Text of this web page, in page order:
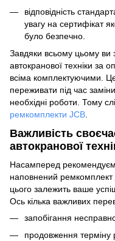
відповідність
увагу на сертифікат
було безпечно.
Завдяки всьому цьому ви
автокранової техніки за
всіма комплектуючими.
переживати під час
необхідні роботи. Тому
ремкомплекти JCB.
Важливість
автокранової
Насамперед
наповнений ремкомплект
цього залежить ваше
Ось кілька важливих
запобігання
продовження терміну